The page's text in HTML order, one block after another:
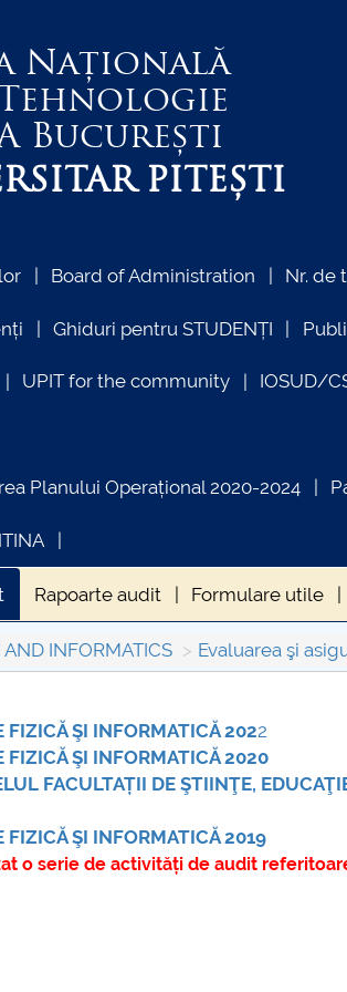
Națională
București
PITEȘTI
Board of Administration Nr. de
Ghiduri pentru STUDENȚI
UPIT for the community IOSUD/
Planului Operațional 2020-2024
Rapoarte audit Formulare utile
INFORMATICS Evaluarea şi
FIZICĂ ŞI INFORMATICĂ 2022
FIZICĂ ŞI INFORMATICĂ 2020
FACULTAȚII DE ŞTIINŢE,
FIZICĂ ŞI INFORMATICĂ 2019
o serie de activități de audit
STUDII
Consultare